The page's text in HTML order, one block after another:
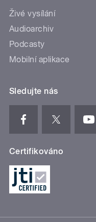
Živé vysílání
Audioarchiv
Podcasty
Mobilní aplikace
Sledujte nás
Certifikováno